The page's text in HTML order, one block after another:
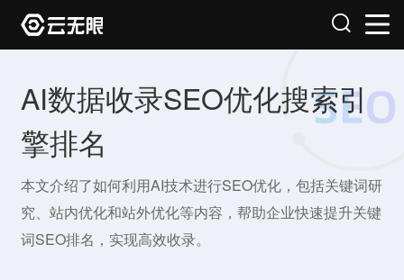
AI数据收录SEO优化搜索引
擎排名
本文介绍了如何利用AI技术进行SEO优化，包括关键词研
究、站内优化和站外优化等内容，帮助企业快速提升关键
词SEO排名，实现高效收录。